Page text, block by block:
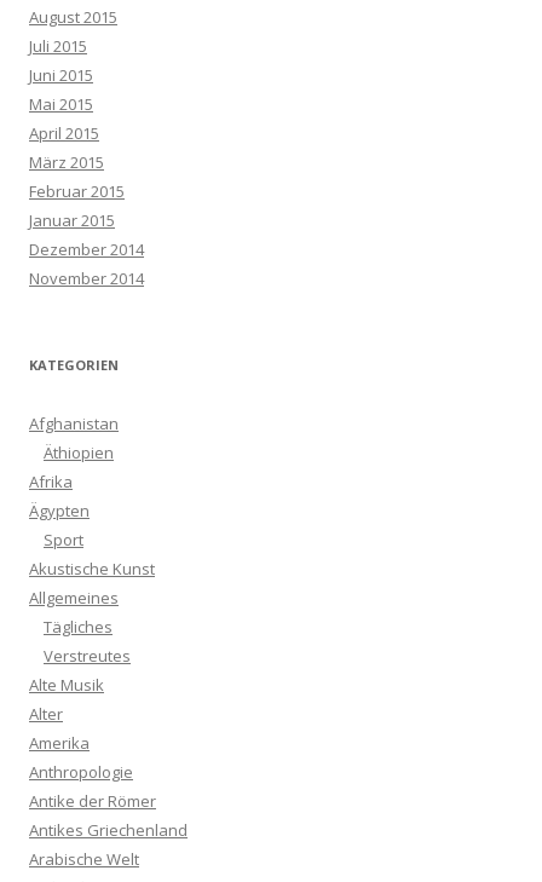
August 2015
Juli 2015
Juni 2015
Mai 2015
April 2015
März 2015
Februar 2015
Januar 2015
Dezember 2014
November 2014
KATEGORIEN
Afghanistan
Äthiopien
Afrika
Ägypten
Sport
Akustische Kunst
Allgemeines
Tägliches
Verstreutes
Alte Musik
Alter
Amerika
Anthropologie
Antike der Römer
Antikes Griechenland
Arabische Welt